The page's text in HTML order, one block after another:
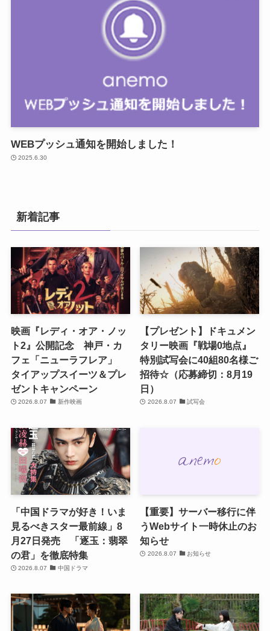
WEBプッシュ通知を開始しました！
2025.6.30
新着記事
映画『レディ・オア・ノッ
ト2』公開記念 神戸・カ
フェ「ニューラフレア」
タイアップスイーツ＆プレ
ゼントキャンペーン
2026.8.07 新作映画
【プレゼント】ドキュメン
タリー映画『戦場0地点』
特別試写会に40組80名様ご
招待☆（応募締切：8月19
日）
2026.8.07 試写会
「中国ドラマが好き！いま
見るべきスター最前線」8
月27日発売 「逐玉：翡翠
の君」を徹底特集
2026.8.07 中国ドラマ
【重要】サーバー移行に伴
うWebサイト一時休止のお
知らせ
2026.8.07 お知らせ